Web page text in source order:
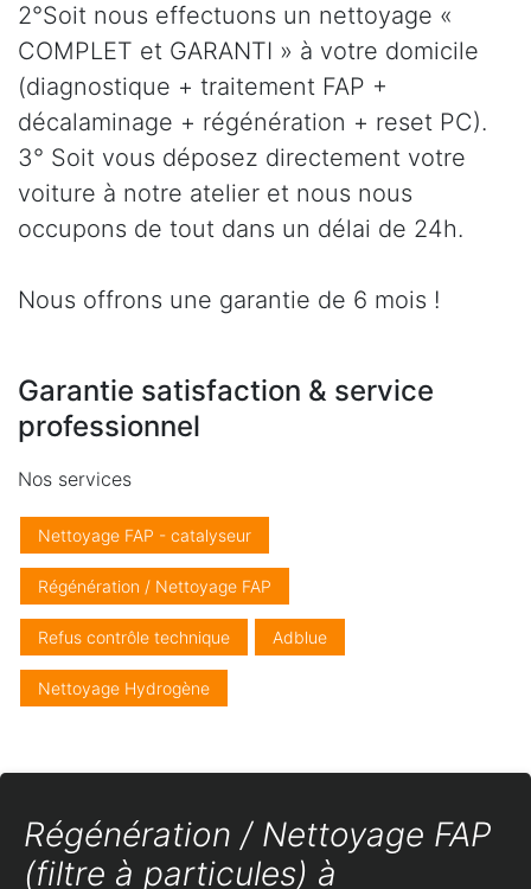
2°Soit nous effectuons un nettoyage «
COMPLET et GARANTI » à votre domicile
(diagnostique + traitement FAP +
décalaminage + régénération + reset PC).
3° Soit vous déposez directement votre
voiture à notre atelier et nous nous
occupons de tout dans un délai de 24h.
Nous offrons une garantie de 6 mois !
Garantie satisfaction & service
professionnel
Nos services
Nettoyage FAP - catalyseur
Régénération / Nettoyage FAP
Refus contrôle technique Adblue
Nettoyage Hydrogène
Régénération / Nettoyage FAP
(filtre à particules) à